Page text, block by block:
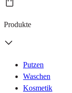
Produkte
Putzen
Waschen
Kosmetik